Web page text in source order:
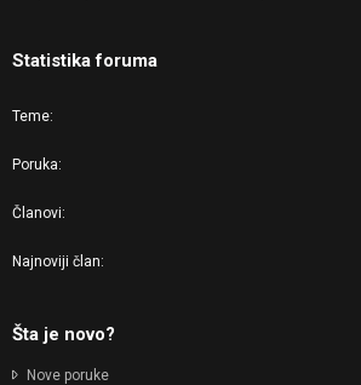
Statistika foruma
Teme
Poruka
Članovi
Najnoviji član
Šta je novo?
Nove poruke